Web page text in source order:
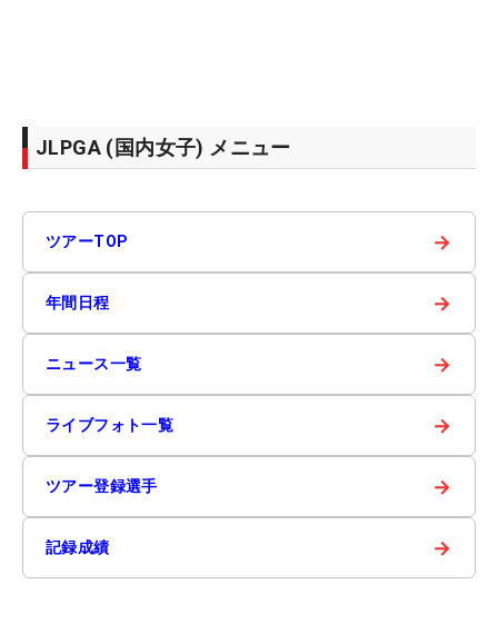
JLPGA (国内女子) メニュー
ツアーTOP →
年間日程 →
ニュース一覧 →
ライブフォト一覧 →
ツアー登録選手 →
記録成績 →